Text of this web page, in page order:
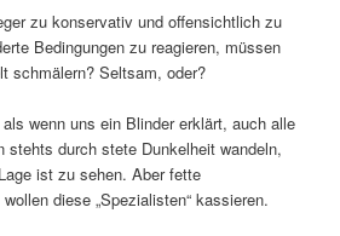
zu konservativ und offensichtlich zu
Bedingungen zu reagieren, müssen
schmälern? Seltsam, oder?
wenn uns ein Blinder erklärt, auch alle
stehts durch stete Dunkelheit wandeln,
ist zu sehen. Aber fette
diese „Spezialisten“ kassieren.